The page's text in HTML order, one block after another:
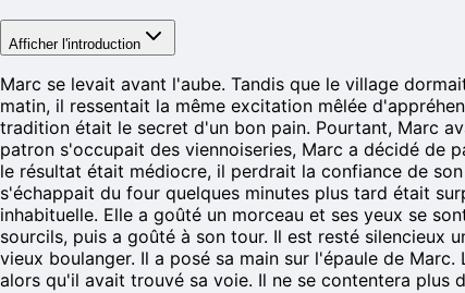
Afficher l'introduction
Marc se levait avant l'aube. Tandis que le village
matin, il ressentait la même excitation mêlée
tradition était le secret d'un bon pain. Pourtant, Marc
patron s'occupait des viennoiseries, Marc a décidé de
le résultat était médiocre, il perdrait la confiance de
s'échappait du four quelques minutes plus tard était
inhabituelle. Elle a goûté un morceau et ses yeux se
sourcils, puis a goûté à son tour. Il est resté silencieux
vieux boulanger. Il a posé sa main sur l'épaule de
alors qu'il avait trouvé sa voie. Il ne se contentera plus